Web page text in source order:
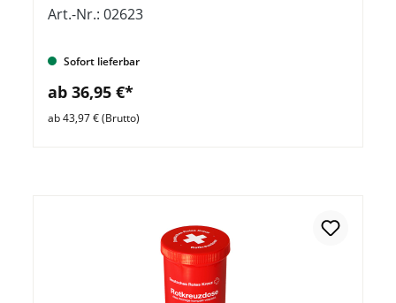
Art.-Nr.: 02623
Sofort lieferbar
ab 36,95 €*
ab 43,97 € (Brutto)